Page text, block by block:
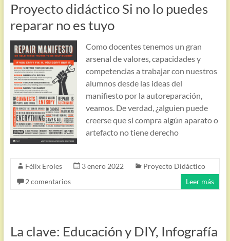
Proyecto didáctico Si no lo puedes
reparar no es tuyo
Como docentes tenemos un gran
arsenal de valores, capacidades y
competencias a trabajar con nuestros
alumnos desde las ideas del
manifiesto por la autoreparación,
veamos. De verdad, ¿alguien puede
creerse que si compra algún aparato o
artefacto no tiene derecho
Félix Eroles 3 enero 2022
Proyecto Didáctico
2 comentarios
Leer más
La clave: Educación y DIY, Infografía